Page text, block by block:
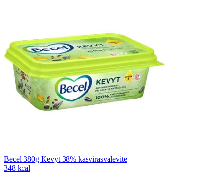
Becel 380g Kevyt 38% kasvirasvalevite
348 kcal